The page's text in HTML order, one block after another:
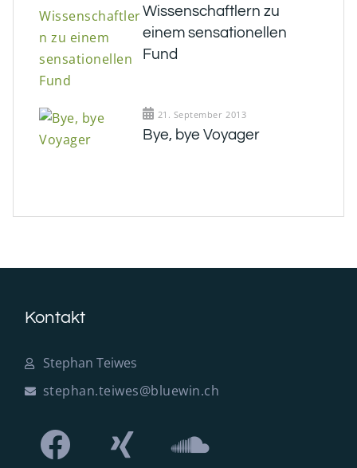
Wissenschaftlern zu
einem sensationellen
Fund
21. September 2013
Bye, bye Voyager
Kontakt
Stephan Teiwes
stephan.teiwes@bluewin.ch